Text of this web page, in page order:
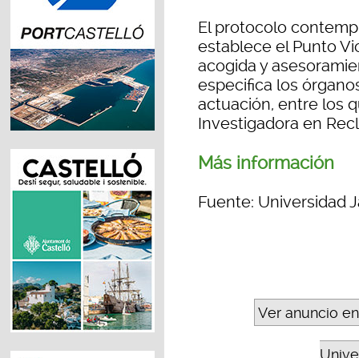
El protocolo
establece el Punto
acogida y
especifica los
actuación, entre los
Investigadora en
Más información
Fuente: Universidad
Ver anuncio